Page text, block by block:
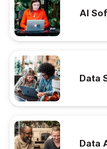
AI
Data
Data